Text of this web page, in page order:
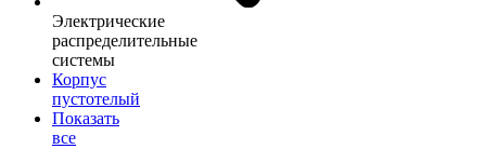
Электрические
распределительные
системы
Корпус
пустотелый
Показать
все